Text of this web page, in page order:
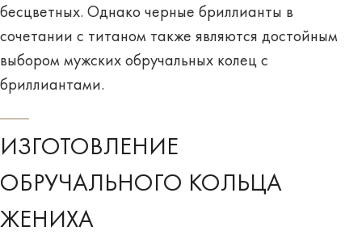
бесцветных. Однако черные бриллианты в
сочетании с титаном также являются достойным
выбором мужских обручальных колец с
бриллиантами.
ИЗГОТОВЛЕНИЕ
ОБРУЧАЛЬНОГО КОЛЬЦА
ЖЕНИХА